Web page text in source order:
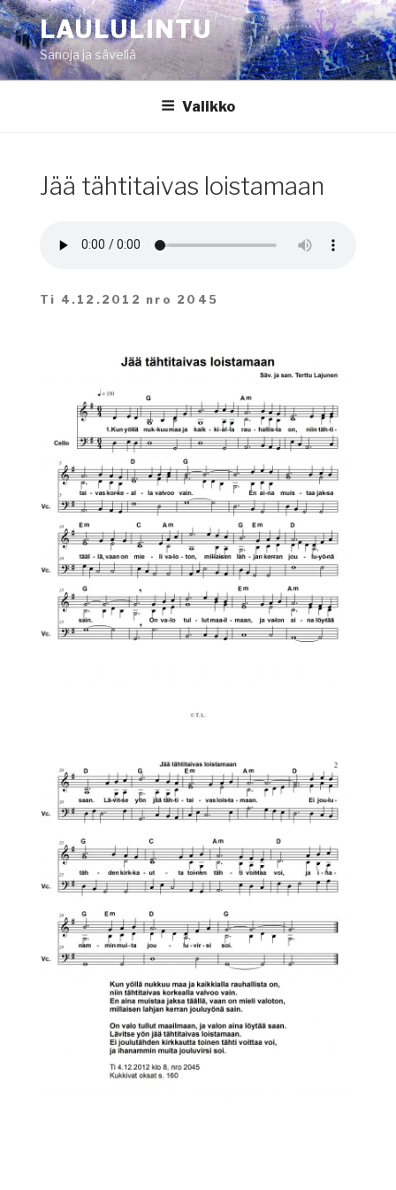
Siirry
sisältöönLAULULINTU
Sanoja ja säveliä
Valikko
Jää tähtitaivas loistamaan
Ti 4.12.2012 nro 2045